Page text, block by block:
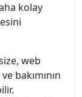
kolay
web
bakımının